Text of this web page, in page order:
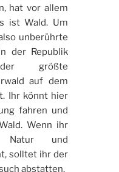
hat vor allem
ist Wald. Um
unberührte
der Republik
größte
auf dem
Ihr könnt hier
fahren und
Wenn ihr
und
solltet ihr der
abstatten.